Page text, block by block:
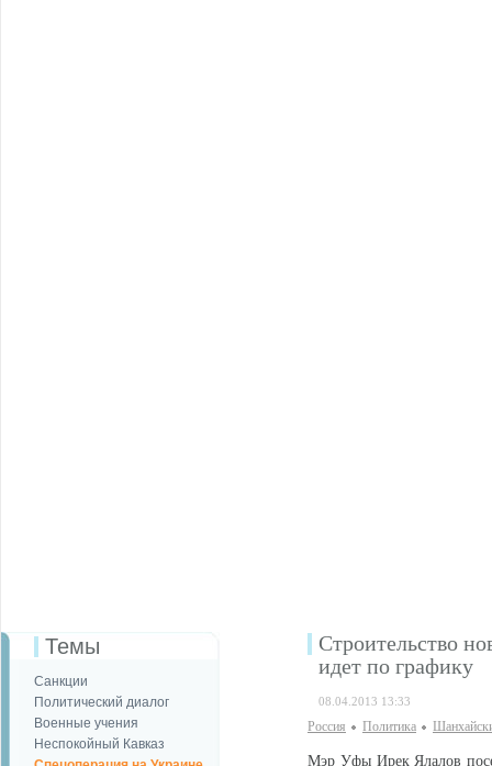
Темы
Санкции
Политический диалог
Военные учения
Неспокойный Кавказ
Строительство
идет по графику
08.04.2013 13:33
Россия Политика
Мэр Уфы Ирек Ялалов